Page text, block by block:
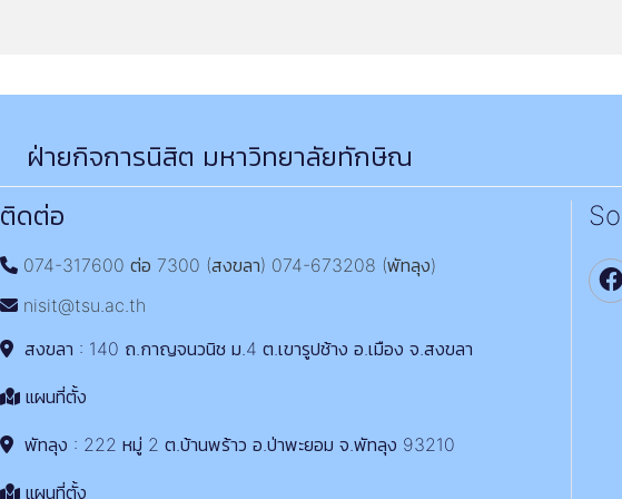
ฝ่ายกิจการนิสิต มหาวิทยาลัยทักษิณ
ติดต่อ
074-317600 ต่อ 7300 (สงขลา) 074-673208 (พัทลุง)
nisit@tsu.ac.th
สงขลา : 140 ถ.กาญจนวนิช ม.4 ต.เขารูปช้าง อ.เมือง จ.สงขลา
แผนที่ตั้ง
พัทลุง : 222 หมู่ 2 ต.บ้านพร้าว อ.ป่าพะยอม จ.พัทลุง 93210
แผนที่ตั้ง